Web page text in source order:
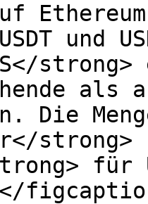
und
als
Die
für